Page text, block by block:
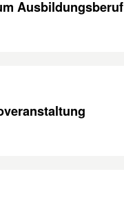
Ausbildungsberuf